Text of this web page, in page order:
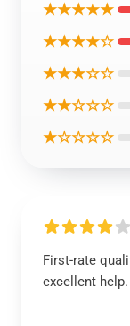
★★★★★
★★★★☆
★★★☆☆
★★☆☆☆
★☆☆☆☆
First-rate
excellent help.